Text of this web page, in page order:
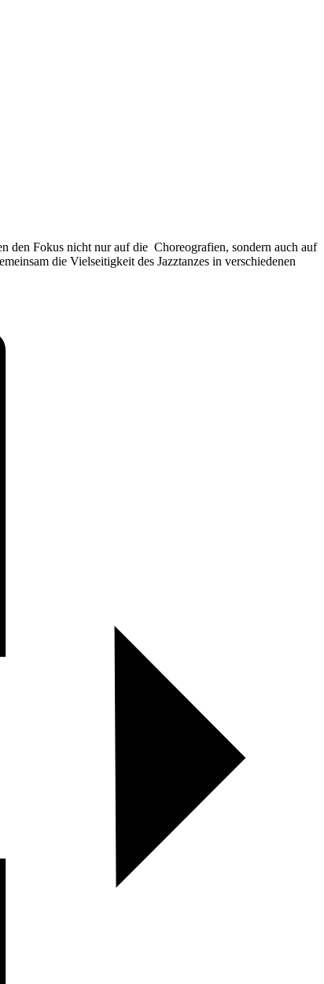
den Fokus nicht nur auf die Choreografien, sondern auch auf
die Vielseitigkeit des Jazztanzes in verschiedenen